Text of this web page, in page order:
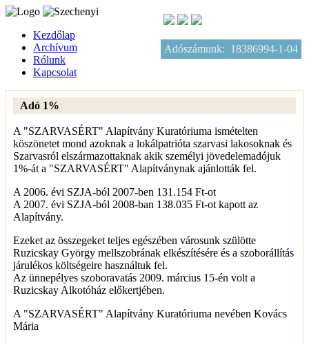
Adószámunk: 18386994-1-04
Kezdőlap
Archívum
Rólunk
Kapcsolat
Adó 1%
A "SZARVASÉRT" Alapítvány Kuratóriuma ismételten
köszönetet mond azoknak a lokálpatrióta szarvasi lakosoknak és
Szarvasról elszármazottaknak akik személyi jövedelemadójuk
1%-át a "SZARVASÉRT" Alapítványnak ajánlották fel.
A 2006. évi SZJA-ból 2007-ben 131.154 Ft-ot
A 2007. évi SZJA-ból 2008-ban 138.035 Ft-ot kapott az
Alapítvány.
Ezeket az összegeket teljes egészében városunk szülötte
Ruzicskay György mellszobrának elkészítésére és a szoborállítás
járulékos költségeire használtuk fel.
Az ünnepélyes szoboravatás 2009. március 15-én volt a
Ruzicskay Alkotóház előkertjében.
A "SZARVASÉRT" Alapítvány Kuratóriuma nevében Kovács
Mária